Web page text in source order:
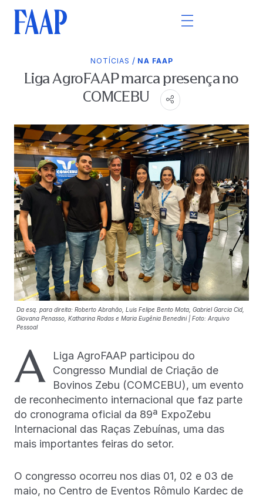
NOTÍCIAS / NA FAAP
Liga AgroFAAP marca presença no
COMCEBU
Da esq. para direita: Roberto Abrahão, Luis Felipe Bento Mota, Gabriel Garcia Cid,
Giovana Penasso, Katharina Rodas e Maria Eugênia Benedini | Foto: Arquivo
Pessoal
A
Liga AgroFAAP participou do
Congresso Mundial de Criação de
Bovinos Zebu (COMCEBU), um evento
de reconhecimento internacional que faz parte
do cronograma oficial da 89ª ExpoZebu
Internacional das Raças Zebuínas, uma das
mais importantes feiras do setor.
O congresso ocorreu nos dias 01, 02 e 03 de
maio, no Centro de Eventos Rômulo Kardec de